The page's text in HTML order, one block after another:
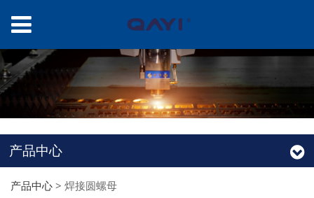
产品中心
产品中心 >焊接圆螺母